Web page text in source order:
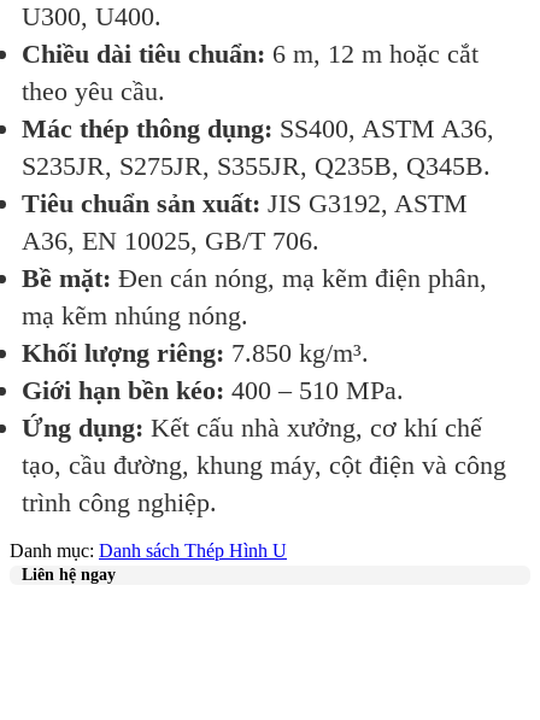
U300, U400.
Chiều dài tiêu chuẩn: 6 m, 12 m hoặc cắt
theo yêu cầu.
Mác thép thông dụng: SS400, ASTM A36,
S235JR, S275JR, S355JR, Q235B, Q345B.
Tiêu chuẩn sản xuất: JIS G3192, ASTM
A36, EN 10025, GB/T 706.
Bề mặt: Đen cán nóng, mạ kẽm điện phân,
mạ kẽm nhúng nóng.
Khối lượng riêng: 7.850 kg/m³.
Giới hạn bền kéo: 400 – 510 MPa.
Ứng dụng: Kết cấu nhà xưởng, cơ khí chế
tạo, cầu đường, khung máy, cột điện và công
trình công nghiệp.
Danh mục: Danh sách Thép Hình U
Liên hệ ngay